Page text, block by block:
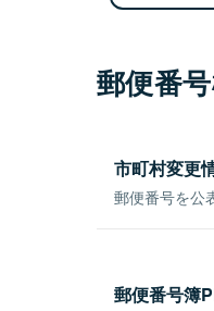
郵便番
市町村変更
郵便番号を公
郵便番号簿